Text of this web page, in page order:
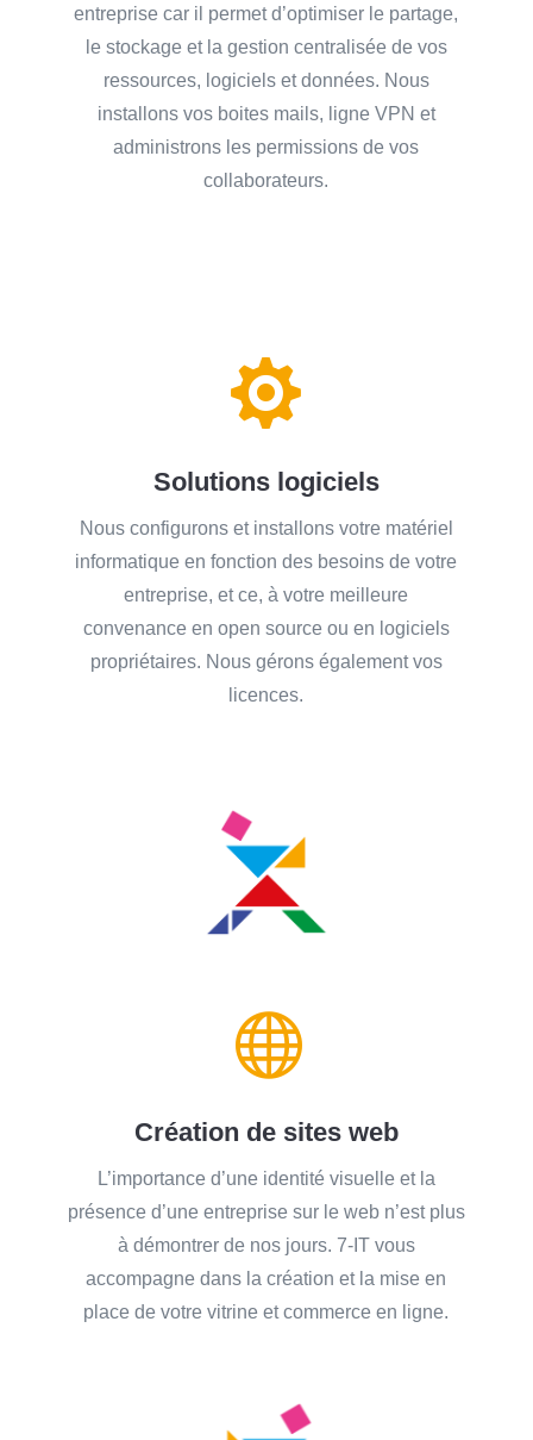
entreprise car il permet d’optimiser le partage,
le stockage et la gestion centralisée de vos
ressources, logiciels et données. Nous
installons vos boites mails, ligne VPN et
administrons les permissions de vos
collaborateurs.

Solutions logiciels
Nous configurons et installons votre matériel
informatique en fonction des besoins de votre
entreprise, et ce, à votre meilleure
convenance en open source ou en logiciels
propriétaires. Nous gérons également vos
licences.

Création de sites web
L’importance d’une identité visuelle et la
présence d’une entreprise sur le web n’est plus
à démontrer de nos jours. 7-IT vous
accompagne dans la création et la mise en
place de votre vitrine et commerce en ligne.